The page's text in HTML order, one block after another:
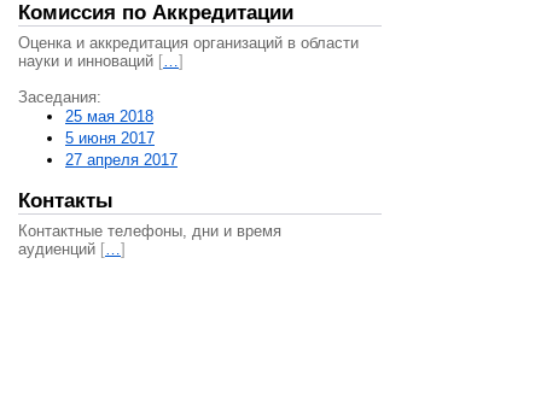
Комиссия по Аккредитации
Оценка и аккредитация организаций в области
науки и инноваций […]
Заседания:
25 мая 2018
5 июня 2017
27 апреля 2017
Контакты
Контактные телефоны, дни и время
аудиенций […]